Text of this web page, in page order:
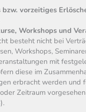
bzw. vorzeitiges
Workshops und
besteht nicht bei
Workshops,
mit
diese im
erbracht werden und
Zeitraum